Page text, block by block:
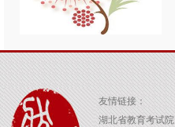
友情链接：
湖北省教育考试院